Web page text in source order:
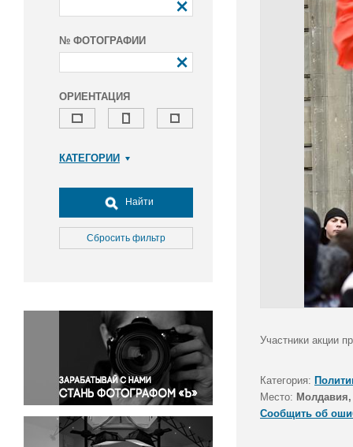
№ ФОТОГРАФИИ
ОРИЕНТАЦИЯ
КАТЕГОРИИ
Досуг, туризм и отдых
Культура
Медицина
Окружающая среда
Политика
Правосудие
Происшествия и конфликты
Религия
Светская жизнь
Спорт
Найти
Сбросить фильтр
Участники акции
Категория:
Место:
Сообщить об